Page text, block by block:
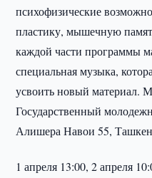
психофизические
пластику, мышечную
каждой части программы
специальная музыка,
усвоить новый материал.
Государственный
Алишера Навои 55,
1 апреля 13:00, 2 апреля